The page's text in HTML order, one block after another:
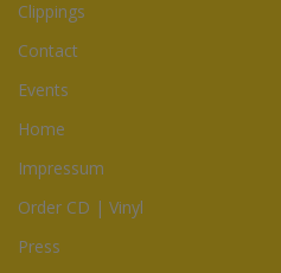
Clippings
Contact
Events
Home
Impressum
Order CD | Vinyl
Press